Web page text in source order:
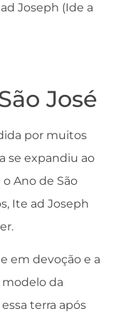
Joseph (Ide a
José
por muitos
se expandiu ao
Ano de São
Ite ad Joseph
em devoção e a
da
terra após